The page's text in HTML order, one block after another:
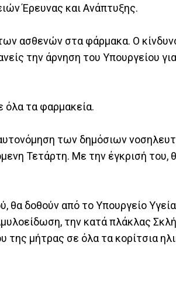
Έρευνας και Ανάπτυξης.
ασθενών στα φάρμακα. Ο
την άρνηση του Υπουργείου
όλα τα φαρμακεία.
των δημόσιων
Τετάρτη. Με την έγκρισή του,
θα δοθούν από το Υπουργείο
την κατά πλάκλας
της μήτρας σε όλα τα κορίτσια